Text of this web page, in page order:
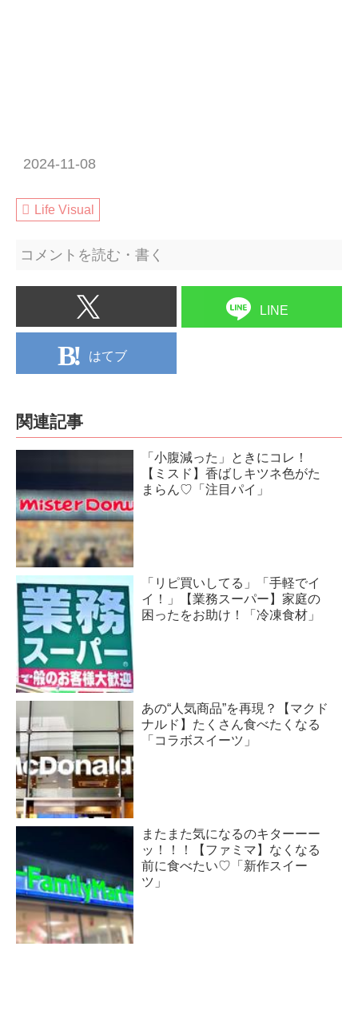
2024-11-08
Life Visual
コメントを読む・書く
LINE
はてブ
関連記事
「小腹減った」ときにコレ！
【ミスド】香ばしキツネ色がた
まらん♡「注目パイ」
「リピ買いしてる」「手軽でイ
イ！」【業務スーパー】家庭の
困ったをお助け！「冷凍食材」
あの“人気商品”を再現？【マクド
ナルド】たくさん食べたくなる
「コラボスイーツ」
またまた気になるのキターーー
ッ！！！【ファミマ】なくなる
前に食べたい♡「新作スイー
ツ」